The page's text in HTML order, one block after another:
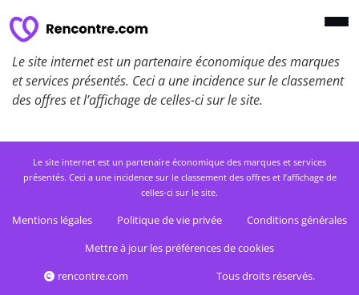
Le site internet est un partenaire économique des marques
et services présentés. Ceci a une incidence sur le classement
des offres et l’affichage de celles-ci sur le site.
Le site internet est un partenaire économique des marques et services
présentés. Ceci a une incidence sur le classement des offres et l’affichage de
celles-ci sur le site.
Mentions légales Politique de vie privée
Conditions générales
Mettre à jour les préférences de cookies
rencontre.com
Tous droits réservés.